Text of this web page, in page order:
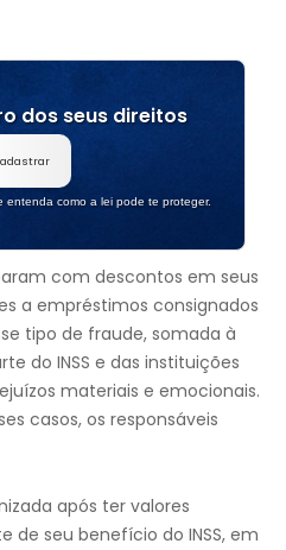
dos seus direitos
entenda como a lei pode te proteger.
com descontos em seus
a empréstimos consignados
tipo de fraude, somada à
do INSS e das instituições
materiais e emocionais.
casos, os responsáveis
após ter valores
de seu benefício do INSS, em